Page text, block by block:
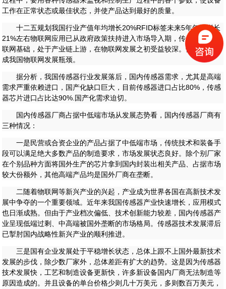
工作在正常状态或最佳状态，并使产品达到最好的质量。
十二五规划我国行业产值年均增长20%RFID标签未来5年年均增长
21%左右物联网应用已从政府政策扶持进入市场导入期，传感器作为物
联网基础，处于产业链上游，在物联网发展之初受益较深。但传感器已
成我国物联网发展瓶颈。
据分析，我国传感器行业发展落后，国内传感器需求，尤其是高端
需求严重依赖进口，国产化缺口巨大，目前传感器进口占比80%，传感
器芯片进口占比达90%.国产化需求迫切。
国内传感器厂商占据中低端市场从发展态势看，国内传感器厂商有
三种情况：
一是民营或合资企业的产品占据了中低端市场，传统技术和装备手
段可以满足绝大多数产品的制造要求，市场发展状态良好。除个别厂家
在个别品种方面将国外生产的芯片拿到国内封装出相关产品、占据市场
较大份额外，其他高端产品均是国外厂商在垄断。
二随着物联网等新兴产业的兴起，产业成为世界各国在高新技术发
展中争夺的一个重要领域。近年来我国传感器产业快速增长，应用模式
也日渐成熟。但由于产业档次偏低、技术创新能力较差，国内传感器产
业呈现低端过剩、中高端被国外垄断的市场格局。传感器技术发展滞后
已掣肘国内战略性新兴产业的顺利推进。
三是国有企业发展处于平稳增长状态，总体上跟不上国外最新技术
发展的步伐，除少数厂家外，总体差距有扩大的趋势。这是因为传感器
技术发展快，工艺和制造设备更新快，许多新设备国内厂商无法制造等
原因造成的。并且设备的单台价格少则几十万美元，多则数百万美元，